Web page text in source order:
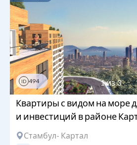
ID 494 1из3
Квартиры с видом на море
и инвестиций в районе
Стамбул- Картал